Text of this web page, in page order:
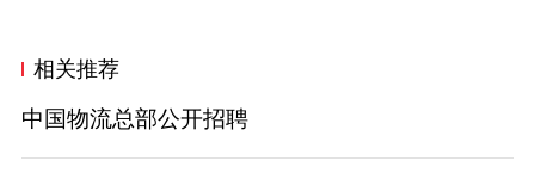
相关推荐
中国物流总部公开招聘